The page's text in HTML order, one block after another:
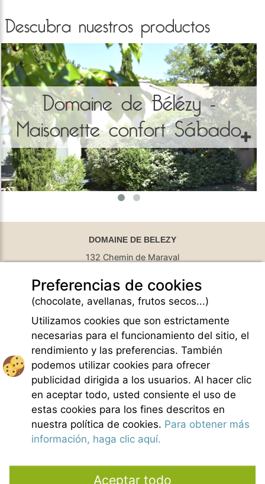
Descubra nuestros productos
Domaine de Bélézy -
Maisonette confort Sábado
DOMAINE DE BELEZY
132 Chemin de Maraval
GPS Latitude : 44.130661010742187
GPS Longitude : 5.1876931190490723
E-mail :belezy@libranoo.com
Tél : +33(0)4 90 65 60 18
Newsletter France 4 Naturisme
Hacer una pregunta
Charte of naturist living
Menciones legales
Condiciones generales de Venta
Creditos fotos
Contacto
Nuestros colaboradores
Preferencias de cookies
(chocolate, avellanas, frutos secos...)
Utilizamos cookies que son estrictamente
necesarias para el funcionamiento del sitio, el
rendimiento y las preferencias. También
podemos utilizar cookies para ofrecer
publicidad dirigida a los usuarios. Al hacer clic
en aceptar todo, usted consiente el uso de
estas cookies para los fines descritos en
nuestra política de cookies. Para obtener más
información, haga clic aquí.
Aceptar todo